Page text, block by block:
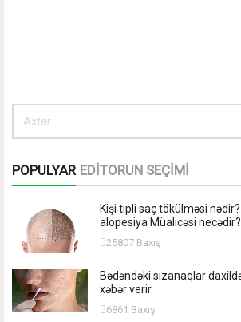
POPULYAR EDİTORUN SEÇİMİ
Kişi tipli saç tökülməsi
alopesiya Müalicəsi necədir?
25807 Baxış
Bədəndəki sızanaqlar
xəbər verir
6861 Baxış